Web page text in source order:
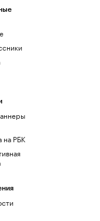
на РБК